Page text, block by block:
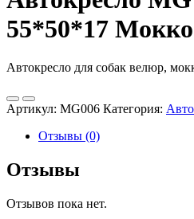
55*50*17 Мокко
Автокресло для собак велюр,
Артикул: MG006 Категория:
Отзывы (0)
Отзывы
Отзывов пока нет.